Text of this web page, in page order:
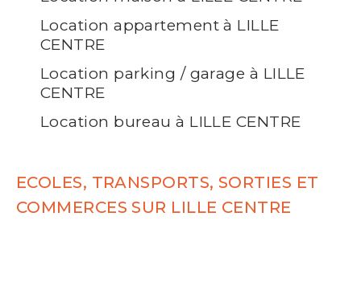
Location appartement à LILLE
CENTRE
Location parking / garage à LILLE
CENTRE
Location bureau à LILLE CENTRE
ECOLES, TRANSPORTS, SORTIES ET
COMMERCES SUR LILLE CENTRE